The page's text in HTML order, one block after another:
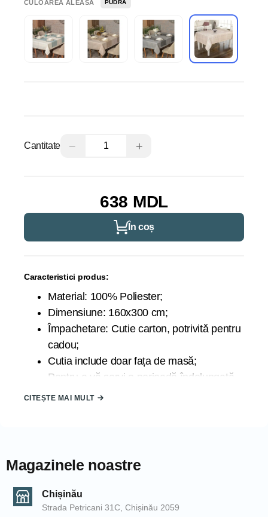
CULOAREA ALEASĂ PUDRĂ
Cantitate − +
638 MDL
În coș
Caracteristici produs:
Material: 100% Poliester;
Dimensiune: 160x300 cm;
Împachetare: Cutie carton, potrivită pentru
cadou;
Cutia include doar fața de masă;
Pentru a vă servi o perioadă îndelungată
de timp se recomandă spălarea la 30
Datorită luminii la care sunt expuse produsele în timpul
fotografierii și din cauza blitz-ului camerei de fotografiat,
produsele pot căpăta nuanțe diferite. De asemenea,
nuanțele pot să difere de la un calculator la altul.
CITEȘTE MAI MULT
Magazinele noastre
Chișinău
Strada Petricani 31C, Chișinău 2059